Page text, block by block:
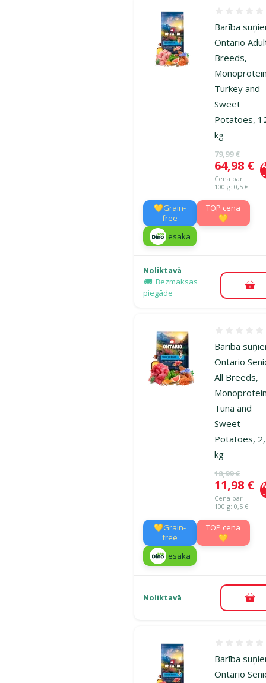
Barība
Ontario
Breeds,
Turkey and
Sweet
Potatoes,
kg
Oriģinālā
79,99 €
Cena
64,98 €
Cena par
100 g: 0,5 €
💛Grain-
free
TOP cena
💛
iesaka
Noliktavā
Bezmaksas
piegāde
Barība
Ontario
All Breeds,
Tuna and
Sweet
Potatoes,
kg
Oriģinālā
18,99 €
Cena
11,98 €
Cena par
100 g: 0,5 €
💛Grain-
free
TOP cena
💛
iesaka
Noliktavā
Barība
Ontario